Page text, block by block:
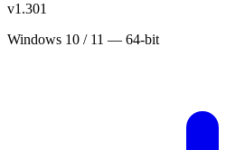
v1.301
Windows 10 / 11 — 64-bit